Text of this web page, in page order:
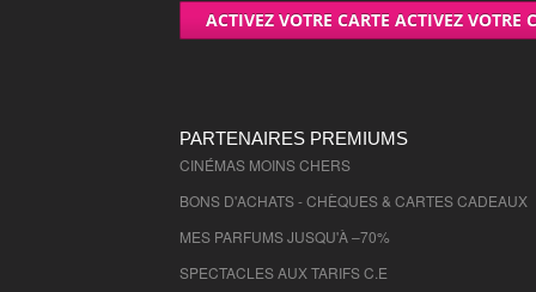
ACTIVEZ VOTRE CARTE ACTIVEZ VOTRE
PARTENAIRES PREMIUMS
CINÉMAS MOINS CHERS
BONS D'ACHATS - CHÈQUES & CARTES CADEAUX
MES PARFUMS JUSQU'À –70%
SPECTACLES AUX TARIFS C.E